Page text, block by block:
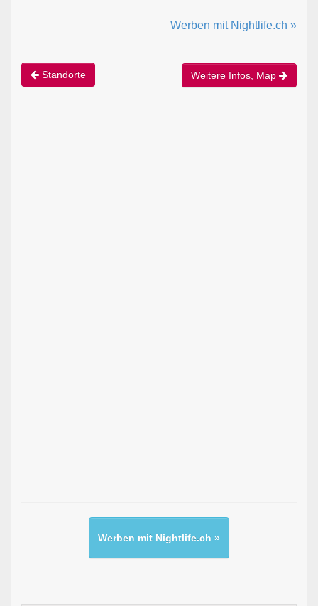
Werben mit Nightlife.ch »
Standorte Weitere Infos, Map
Werben mit Nightlife.ch »